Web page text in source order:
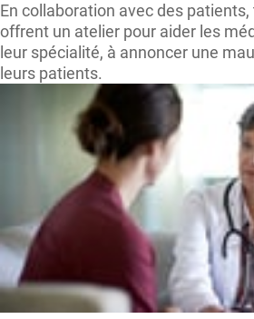
En collaboration avec des
offrent un atelier pour aider les
leur spécialité, à annoncer une
leurs patients.